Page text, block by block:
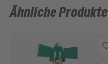
Ähnliche Produkte